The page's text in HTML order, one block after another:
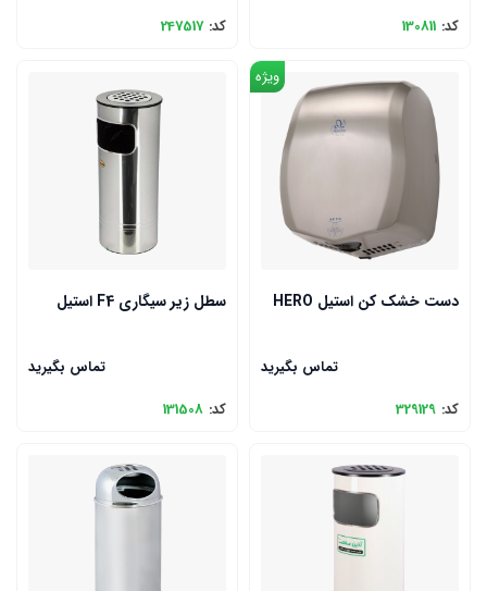
کد: 130811
کد: 247517
ویژه
دست خشک کن استیل HERO
تماس بگیرید
کد: 329129
سطل زیر سیگاری F4 استیل
تماس بگیرید
کد: 131508